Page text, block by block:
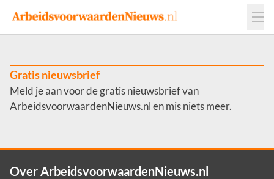
Events
Adverteren
Werkgevers
Contact
Gratis nieuwsbrief
Meld je aan voor de gratis nieuwsbrief van
ArbeidsvoorwaardenNieuws.nl en mis niets meer.
Over ArbeidsvoorwaardenNieuws.nl